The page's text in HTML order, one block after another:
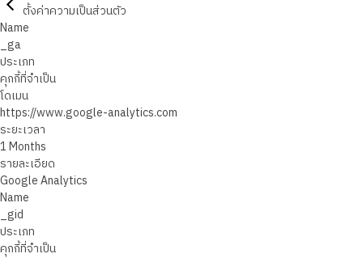
ตั้งค่าความเป็นส่วนตัว
Name
_ga
ประเภท
คุกกี้ที่จำเป็น
โดเมน
https://www.google-analytics.com
ระยะเวลา
1 Months
รายละเอียด
Google Analytics
Name
_gid
ประเภท
คุกกี้ที่จำเป็น